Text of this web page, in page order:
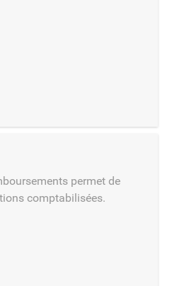
permet de
comptabilisées.